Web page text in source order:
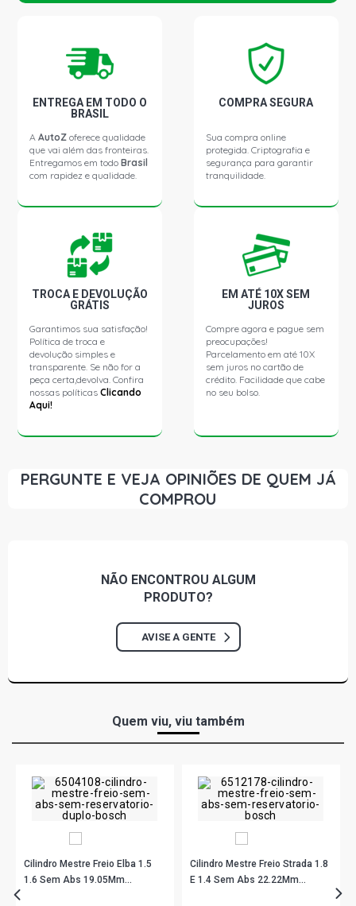
ENTREGA EM TODO O
BRASIL
AAutoZ oferece qualidade
que vai além das fronteiras.
Entregamos em todoBrasil
com rapidez e qualidade.
COMPRA SEGURA
Sua compra online
protegida. Criptografia e
segurança para garantir
tranquilidade.
TROCA E DEVOLUÇÃO
GRÁTIS
Garantimos sua satisfação!
Política de troca e
devolução simples e
transparente. Se não for a
peça certa,devolva. Confira
nossas políticasClicando
Aqui!
EM ATÉ 10X SEM
JUROS
Compre agora e pague sem
preocupações!
Parcelamento em até 10X
sem juros no cartão de
crédito. Facilidade que cabe
no seu bolso.
PERGUNTE E VEJA OPINIÕES DE QUEM JÁ
COMPROU
NÃO ENCONTROU ALGUM
PRODUTO?
AVISE A GENTE
Quem viu, viu também
Cilindro Mestre Freio Elba 1.5
1.6 Sem Abs 19.05Mm
Cilindro Mestre Freio Strada 1.8
E 1.4 Sem Abs 22.22Mm